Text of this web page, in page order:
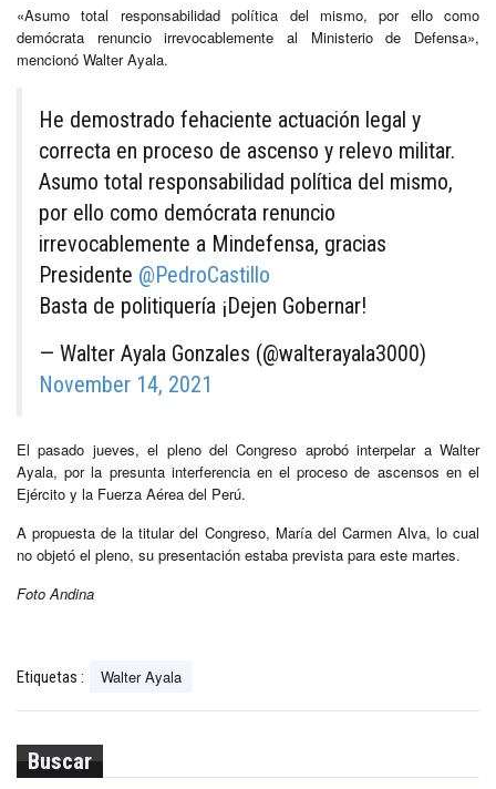
«Asumo total responsabilidad política del mismo, por ello como
demócrata renuncio irrevocablemente al Ministerio de Defensa»,
mencionó Walter Ayala.
He demostrado fehaciente actuación legal y
correcta en proceso de ascenso y relevo militar.
Asumo total responsabilidad política del mismo,
por ello como demócrata renuncio
irrevocablemente a Mindefensa, gracias
Presidente @PedroCastillo
Basta de politiquería ¡Dejen Gobernar!
— Walter Ayala Gonzales (@walterayala3000)
November 14, 2021
El pasado jueves, el pleno del Congreso aprobó interpelar a Walter
Ayala, por la presunta interferencia en el proceso de ascensos en el
Ejército y la Fuerza Aérea del Perú.
A propuesta de la titular del Congreso, María del Carmen Alva, lo cual
no objetó el pleno, su presentación estaba prevista para este martes.
Foto Andina
Etiquetas : Walter Ayala
Buscar